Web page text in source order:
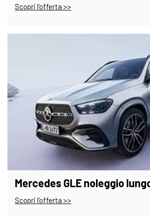
Scopri l’offerta >>
Mercedes GLE noleggio
Scopri l’offerta >>